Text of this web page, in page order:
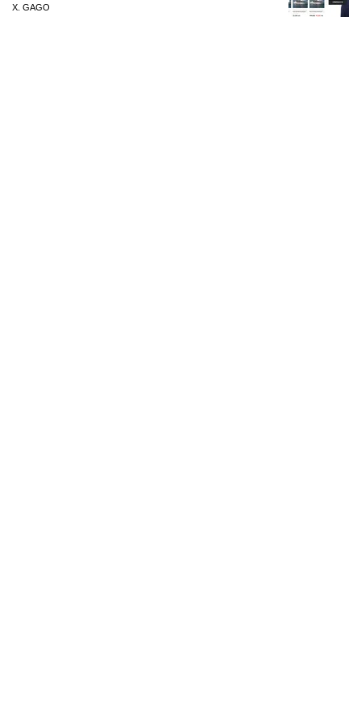
X. GAGO